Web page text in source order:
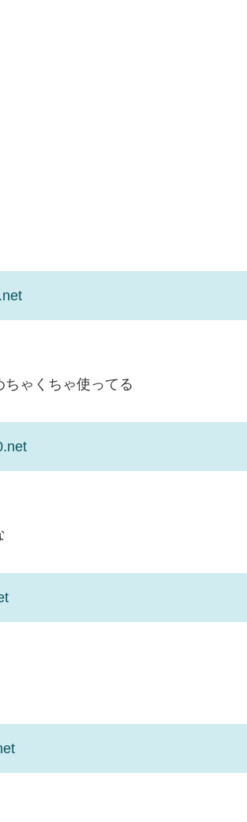
ゃくちゃ使ってる